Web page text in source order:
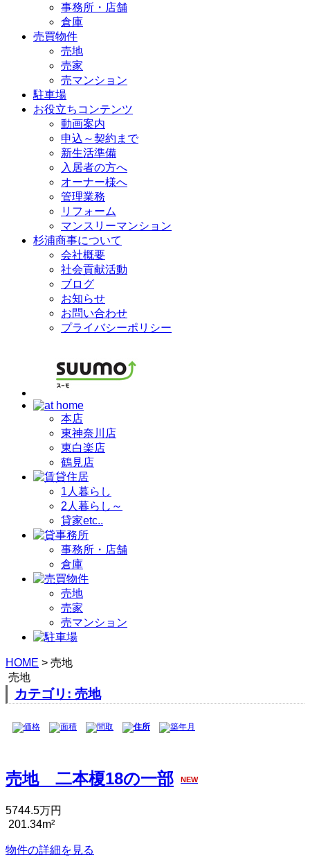
事務所・店舗
倉庫
売買物件
売地
売家
売マンション
駐車場
お役立ちコンテンツ
動画案内
申込～契約まで
新生活準備
入居者の方へ
オーナー様へ
管理業務
リフォーム
マンスリーマンション
杉浦商事について
会社概要
社会貢献活動
ブログ
お知らせ
お問い合わせ
プライバシーポリシー
本店
東神奈川店
東白楽店
鶴見店
1人暮らし
2人暮らし～
貸家etc..
事務所・店舗
倉庫
売地
売家
売マンション
HOME > 売地
売地
カテゴリ: 売地
価格 面積 間取 住所 築年月
売地 二本榎18の一部 NEW
5744.5万円
201.34m²
物件の詳細を見る